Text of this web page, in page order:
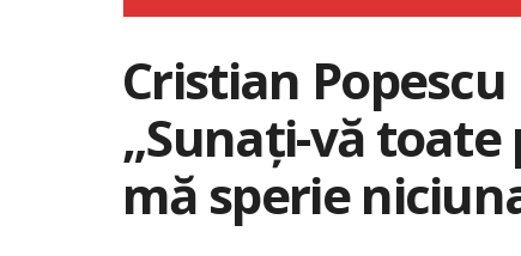
Cristian
„Sunați-vă
mă sperie